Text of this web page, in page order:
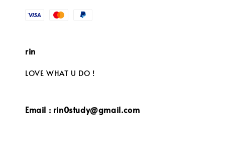
rin
LOVE WHAT U DO !
Email : rin0study@gmail.com